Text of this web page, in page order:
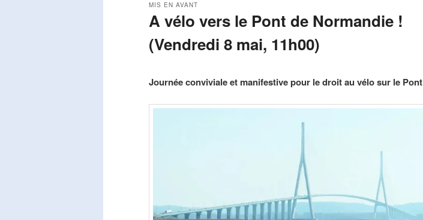
A vélo vers le Pont de Normandie !
(Vendredi 8 mai, 11h00)
MIS EN AVANT
Journée conviviale et manifestive pour le droit au vélo sur le Pont